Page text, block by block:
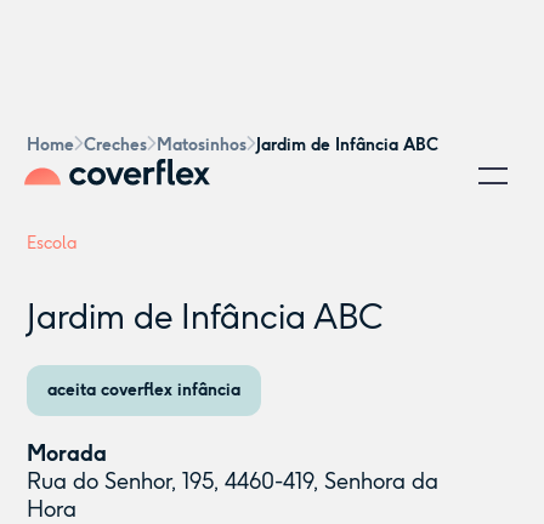
Home Creches Matosinhos Jardim de Infância ABC
Escola
Jardim de Infância ABC
aceita coverflex infância
Morada
Rua do Senhor, 195, 4460-419, Senhora da
Hora